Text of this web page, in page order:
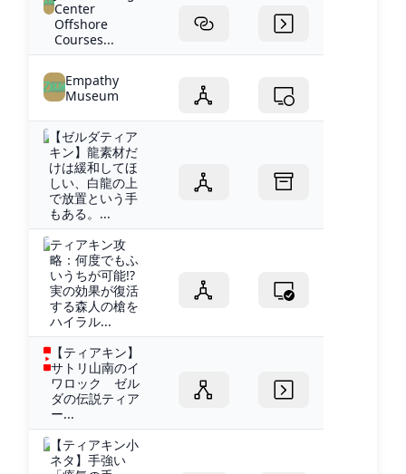
Center
Offshore
Courses...
Empathy
Museum
【ゼルダティア
キン】龍素材だ
けは緩和してほ
しい、白龍の上
で放置という手
もある。...
ティアキン攻
略：何度でもふ
いうちが可能!?
実の効果が復活
する森人の槍を
ハイラル...
【ティアキン】
サトリ山南のイ
ワロック ゼル
ダの伝説ティア
ー...
【ティアキン小
ネタ】手強い